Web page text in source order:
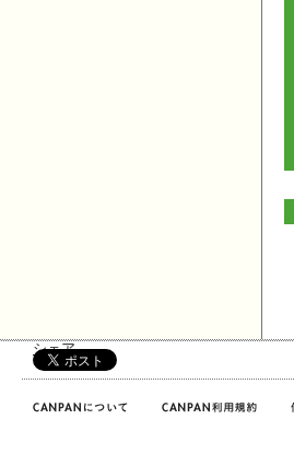
シェア